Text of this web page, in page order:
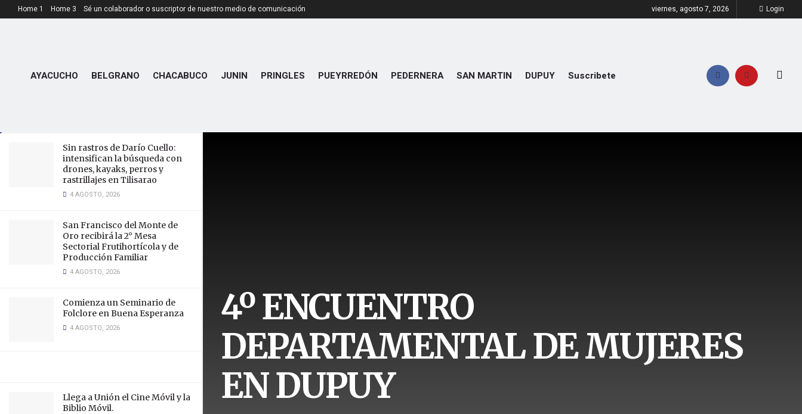
LATEST TRENDING
4º ENCUENTRO
DEPARTAMENTAL DE MUJERES
Sin rastros de Darío Cuello:
intensifican la búsqueda con
drones, kayaks, perros y
rastrillajes en Tilisarao
4 AGOSTO, 2026
San Francisco del Monte de
Oro recibirá la 2° Mesa
Sectorial Frutihortícola y de
Producción Familiar
4 AGOSTO, 2026
Comienza un Seminario de
Folclore en Buena Esperanza
4 AGOSTO, 2026
Llega a Unión el Cine Móvil y la
Biblio Móvil.
Home 1 Home 3 Sé un colaborador o suscriptor de nuestro medio de comunicación viernes, agosto 7, 2026 Login
AYACUCHO BELGRANO CHACABUCO JUNIN PRINGLES PUEYRREDÓN PEDERNERA SAN MARTIN DUPUY Suscribete
4º ENCUENTRO
DEPARTAMENTAL DE MUJERES
EN DUPUY